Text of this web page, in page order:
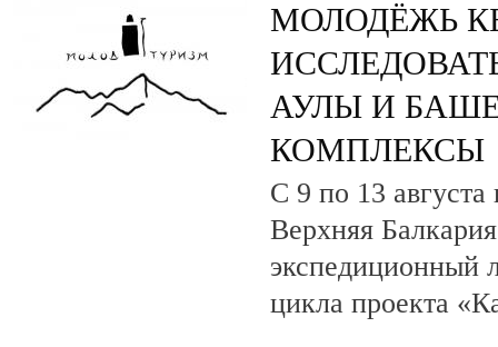
МОЛОДЁЖЬ
АУЛЫ И
КОМПЛЕКСЫ
С 9 по 13 августа
Верхняя
экспедиционный
цикла проекта